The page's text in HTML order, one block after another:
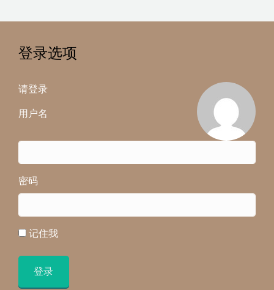
登录选项
请登录
用户名
密码
记住我